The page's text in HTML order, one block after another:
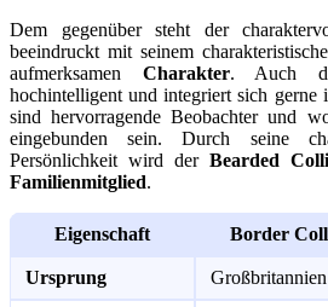
Dem gegenüber steht der
beeindruckt mit seinem
aufmerksamen Charakter. Auch
hochintelligent und integriert sich gerne
sind hervorragende Beobachter und
eingebunden sein. Durch seine
Persönlichkeit wird der Bearded
Familienmitglied.
Eigenschaft Border
Ursprung Großbritannien